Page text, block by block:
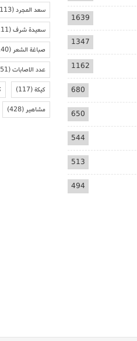
1639
1347
1162
680
650
544
513
494
سعد المجرد(113)
سعيدة شرف(111)
صباغة الشعر(140)
عدد الاصابات(151)
كيكة(117)
مشاهير(428)